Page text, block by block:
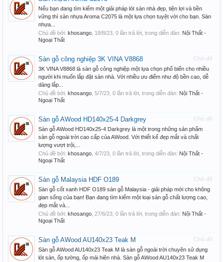
Nếu bạn đang tìm kiếm một giải pháp lót sàn nhà đẹp, tiện lợi và bền
vững thì sàn nhựa Aroma C2075 là một lựa chọn tuyệt vời cho bạn. Sàn
nhựa...
Chủ đề bởi: khosango 18/8/23 , 0 lần trả lời, trong diễn đàn: Nội Thất -
Ngoại Thất
Chủ đề
Sàn gỗ công nghiệp 3K VINA V8868
3K VINA V8868 là sàn gỗ công nghiệp một lựa chọn phổ biến cho nhiều
người khi muốn lắp đặt sàn nhà. Với nhiều ưu điểm như độ bền cao, dễ
dàng lắp...
Chủ đề bởi: khosango 5/7/23 , 0 lần trả lời, trong diễn đàn: Nội Thất -
Ngoại Thất
Chủ đề
Sàn gỗ AWood HD140x25-4 Darkgrey
Sàn gỗ AWood HD140x25-4 Darkgrey là một trong những sản phẩm
sàn gỗ ngoài trời cao cấp của AWood. Với thiết kế đẹp mắt và chất
lượng vượt trội,...
Chủ đề bởi: khosango 4/7/23 , 0 lần trả lời, trong diễn đàn: Nội Thất -
Ngoại Thất
Chủ đề
Sàn gỗ Malaysia HDF O189
Sàn gỗ cốt xanh HDF O189 sàn gỗ Malaysia - giải pháp mới cho không
gian sống của bạn! Bạn đang tìm kiếm một loại sàn gỗ chất lượng cao,
đẹp mắt và...
Chủ đề bởi: khosango 27/6/23 , 0 lần trả lời, trong diễn đàn: Nội Thất -
Ngoại Thất
Chủ đề
Sàn gỗ AWood AU140x23 Teak M
Sàn gỗ AWood AU140x23 Teak M là sàn gỗ ngoài trời chuyên sử dụng
lót sàn, ốp tường, ốp mái hiên nhà. Sàn gỗ AWood AU140x23 Teak M